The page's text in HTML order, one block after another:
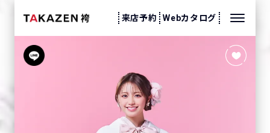
来店予約 Webカタログ